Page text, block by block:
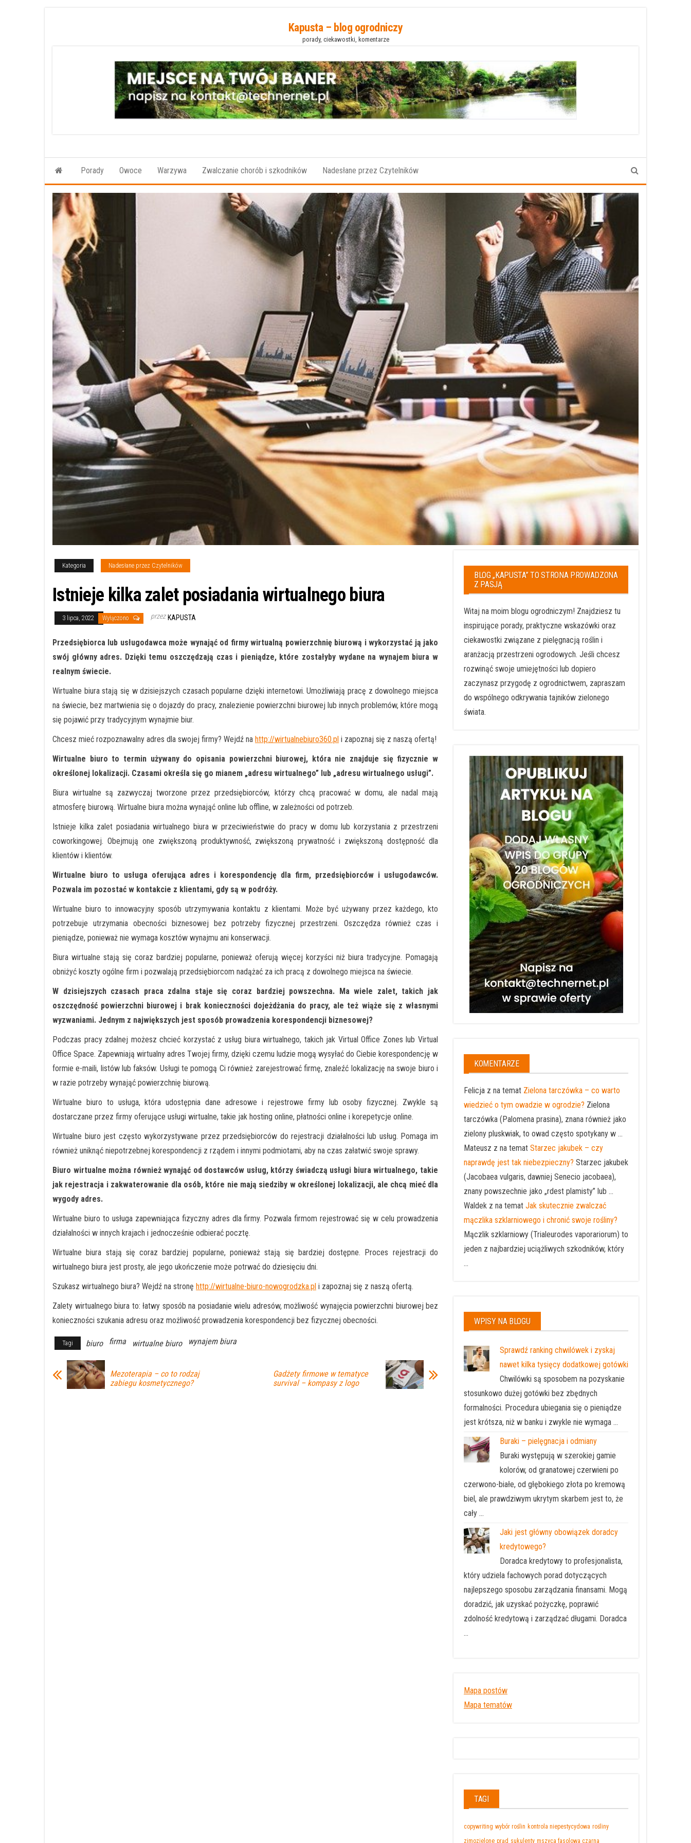
Kapusta – blog ogrodniczy
porady, ciekawostki, komentarze
Porady Owoce Warzywa Zwalczanie chorób i szkodników Nadesłane przez Czytelników
Kategoria Nadesłane przez Czytelników
Istnieje kilka zalet posiadania wirtualnego biura
3 lipca, 2022 Wyłączono przez KAPUSTA
Przedsiębiorca lub usługodawca może wynająć od firmy wirtualną powierzchnię biurową i wykorzystać ją jako
swój główny adres. Dzięki temu oszczędzają czas i pieniądze, które zostałyby wydane na wynajem biura w
realnym świecie.
Wirtualne biura stają się w dzisiejszych czasach popularne dzięki internetowi. Umożliwiają pracę z dowolnego miejsca
na świecie, bez martwienia się o dojazdy do pracy, znalezienie powierzchni biurowej lub innych problemów, które mogą
się pojawić przy tradycyjnym wynajmie biur.
Chcesz mieć rozpoznawalny adres dla swojej firmy? Wejdź na http://wirtualnebiuro360.pl i zapoznaj się z naszą ofertą!
Wirtualne biuro to termin używany do opisania powierzchni biurowej, która nie znajduje się fizycznie w
określonej lokalizacji. Czasami określa się go mianem „adresu wirtualnego” lub „adresu wirtualnego usługi”.
Biura wirtualne są zazwyczaj tworzone przez przedsiębiorców, którzy chcą pracować w domu, ale nadal mają
atmosferę biurową. Wirtualne biura można wynająć online lub offline, w zależności od potrzeb.
Istnieje kilka zalet posiadania wirtualnego biura w przeciwieństwie do pracy w domu lub korzystania z przestrzeni
coworkingowej. Obejmują one zwiększoną produktywność, zwiększoną prywatność i zwiększoną dostępność dla
klientów i klientów.
Wirtualne biuro to usługa oferująca adres i korespondencję dla firm, przedsiębiorców i usługodawców.
Pozwala im pozostać w kontakcie z klientami, gdy są w podróży.
Wirtualne biuro to innowacyjny sposób utrzymywania kontaktu z klientami. Może być używany przez każdego, kto
potrzebuje utrzymania obecności biznesowej bez potrzeby fizycznej przestrzeni. Oszczędza również czas i
pieniądze, ponieważ nie wymaga kosztów wynajmu ani konserwacji.
Biura wirtualne stają się coraz bardziej popularne, ponieważ oferują więcej korzyści niż biura tradycyjne. Pomagają
obniżyć koszty ogólne firm i pozwalają przedsiębiorcom nadążać za ich pracą z dowolnego miejsca na świecie.
W dzisiejszych czasach praca zdalna staje się coraz bardziej powszechna. Ma wiele zalet, takich jak
oszczędność powierzchni biurowej i brak konieczności dojeżdżania do pracy, ale też wiąże się z własnymi
wyzwaniami. Jednym z największych jest sposób prowadzenia korespondencji biznesowej?
Podczas pracy zdalnej możesz chcieć korzystać z usług biura wirtualnego, takich jak Virtual Office Zones lub Virtual
Office Space. Zapewniają wirtualny adres Twojej firmy, dzięki czemu ludzie mogą wysyłać do Ciebie korespondencję w
formie e-maili, listów lub faksów. Usługi te pomogą Ci również zarejestrować firmę, znaleźć lokalizację na swoje biuro i
w razie potrzeby wynająć powierzchnię biurową.
Wirtualne biuro to usługa, która udostępnia dane adresowe i rejestrowe firmy lub osoby fizycznej. Zwykle są
dostarczane przez firmy oferujące usługi wirtualne, takie jak hosting online, płatności online i korepetycje online.
Wirtualne biuro jest często wykorzystywane przez przedsiębiorców do rejestracji działalności lub usług. Pomaga im
również uniknąć niepotrzebnej korespondencji z rządem i innymi podmiotami, aby na czas załatwić swoje sprawy.
Biuro wirtualne można również wynająć od dostawców usług, którzy świadczą usługi biura wirtualnego, takie
jak rejestracja i zakwaterowanie dla osób, które nie mają siedziby w określonej lokalizacji, ale chcą mieć dla
wygody adres.
Wirtualne biuro to usługa zapewniająca fizyczny adres dla firmy. Pozwala firmom rejestrować się w celu prowadzenia
działalności w innych krajach i jednocześnie odbierać pocztę.
Wirtualne biura stają się coraz bardziej popularne, ponieważ stają się bardziej dostępne. Proces rejestracji do
wirtualnego biura jest prosty, ale jego ukończenie może potrwać do dziesięciu dni.
Szukasz wirtualnego biura? Wejdź na stronę http://wirtualne-biuro-nowogrodzka.pl i zapoznaj się z naszą ofertą.
Zalety wirtualnego biura to: łatwy sposób na posiadanie wielu adresów, możliwość wynajęcia powierzchni biurowej bez
konieczności szukania adresu oraz możliwość prowadzenia korespondencji bez fizycznej obecności.
Tagi biuro firma wirtualne biuro wynajem biura
Mezoterapia – co to rodzaj
zabiegu kosmetycznego?
Gadżety firmowe w tematyce
survival – kompasy z logo
BLOG „KAPUSTA” TO STRONA PROWADZONA
Z PASJĄ
Witaj na moim blogu ogrodniczym! Znajdziesz tu
inspirujące porady, praktyczne wskazówki oraz
ciekawostki związane z pielęgnacją roślin i
aranżacją przestrzeni ogrodowych. Jeśli chcesz
rozwinąć swoje umiejętności lub dopiero
zaczynasz przygodę z ogrodnictwem, zapraszam
do wspólnego odkrywania tajników zielonego
świata.
KOMENTARZE
Felicja z na temat Zielona tarczówka – co warto
wiedzieć o tym owadzie w ogrodzie? Zielona
tarczówka (Palomena prasina), znana również jako
zielony pluskwiak, to owad często spotykany w ...
Mateusz z na temat Starzec jakubek – czy
naprawdę jest tak niebezpieczny? Starzec jakubek
(Jacobaea vulgaris, dawniej Senecio jacobaea),
znany powszechnie jako „rdest plamisty” lub ...
Waldek z na temat Jak skutecznie zwalczać
mączlika szklarniowego i chronić swoje rośliny?
Mączlik szklarniowy (Trialeurodes vaporariorum) to
jeden z najbardziej uciążliwych szkodników, który
...
WPISY NA BLOGU
Sprawdź ranking chwilówek i zyskaj
nawet kilka tysięcy dodatkowej gotówki
Chwilówki są sposobem na pozyskanie
stosunkowo dużej gotówki bez zbędnych
formalności. Procedura ubiegania się o pieniądze
jest krótsza, niż w banku i zwykle nie wymaga …
Buraki – pielęgnacja i odmiany
Buraki występują w szerokiej gamie
kolorów, od granatowej czerwieni po
czerwono-białe, od głębokiego złota po kremową
biel, ale prawdziwym ukrytym skarbem jest to, że
cały …
Jaki jest główny obowiązek doradcy
kredytowego?
Doradca kredytowy to profesjonalista,
który udziela fachowych porad dotyczących
najlepszego sposobu zarządzania finansami. Mogą
doradzić, jak uzyskać pożyczkę, poprawić
zdolność kredytową i zarządzać długami. Doradca
…
Mapa postów
Mapa tematów
TAGI
copywriting wybór roślin kontrola niepestycydowa rośliny
zimozielone prąd sukulenty mszyca fasolowa czarna